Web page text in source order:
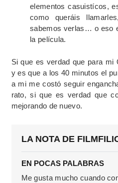
elementos casuistícos,
como queráis
sabemos verlas… o eso
la película.
Si que es verdad que para mi
y es que a los 40 minutos el
a mi me costó seguir
rato, si que es verdad que
mejorando de nuevo.
LA NOTA DE
EN POCAS PALABRAS
Me gusta mucho cuando